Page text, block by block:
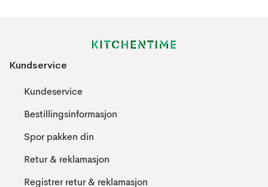
Kundservice
Kundeservice
Bestillingsinformasjon
Spor pakken din
Retur & reklamasjon
Registrer retur & reklamasjon